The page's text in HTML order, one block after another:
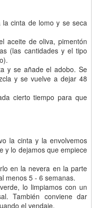
la cinta de lomo y se seca
aceite de oliva, pimentón
(las cantidades y el tipo
y se añade el adobo. Se
y se vuelve a dejar 48
cierto tiempo para que
la cinta y la envolvemos
y lo dejamos que empiece
en la nevera en la parte
menos 5 - 6 semanas.
lo limpiamos con un
También conviene dar
el vendaje.